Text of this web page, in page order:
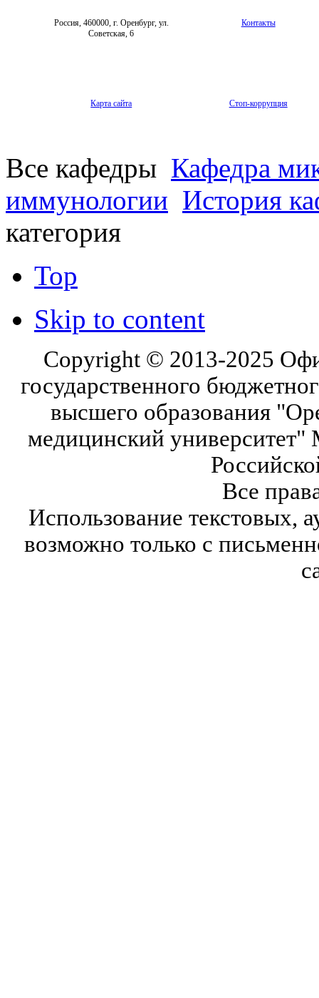
Россия, 460000, г. Оренбург, ул.
Советская, 6
Контакты
Карта сайта Стоп-коррупция
Все кафедры Кафедра
иммунологии История
категория
Top
Skip to content
Copyright © 2013-2025
государственного
высшего образования
медицинский университет"
Все
Использование текстовых,
возможно только с